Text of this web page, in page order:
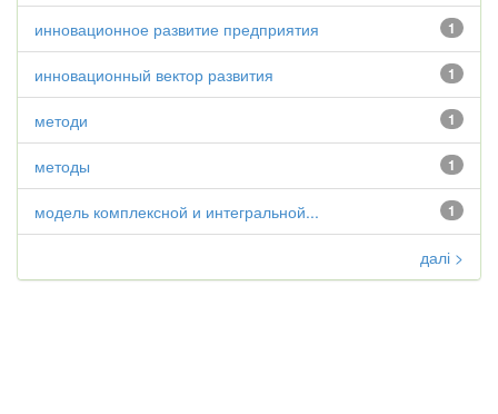
1
инновационное развитие предприятия
1
инновационный вектор развития
1
методи
1
методы
1
модель комплексной и интегральной...
далі >